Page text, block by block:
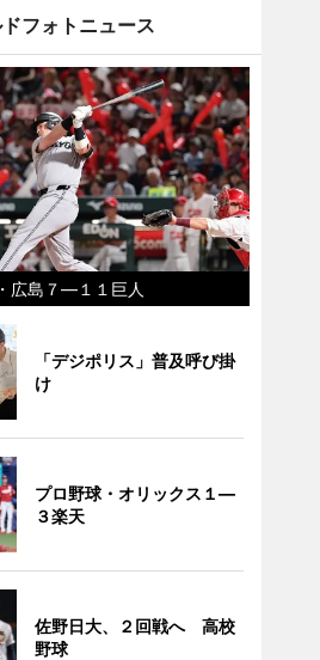
フォトニュース
広島７―１１巨人
「デジポリス」普及呼び掛
け
プロ野球・オリックス１―
３楽天
佐野日大、２回戦へ 高校
野球